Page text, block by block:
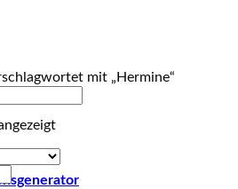
mit „Hermine“